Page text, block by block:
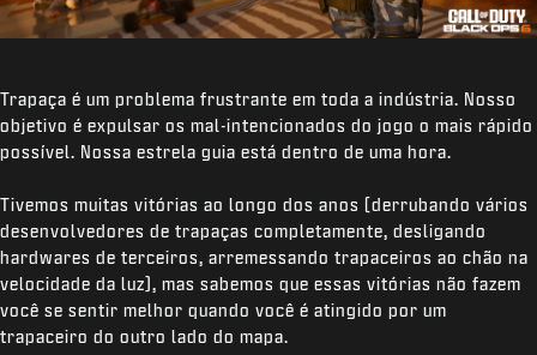
Trapaça é um problema frustrante em toda a indústria. Nosso
objetivo é expulsar os mal-intencionados do jogo o mais rápido
possível. Nossa estrela guia está dentro de uma hora.
Tivemos muitas vitórias ao longo dos anos (derrubando vários
desenvolvedores de trapaças completamente, desligando
hardwares de terceiros, arremessando trapaceiros ao chão na
velocidade da luz), mas sabemos que essas vitórias não fazem
você se sentir melhor quando você é atingido por um
trapaceiro do outro lado do mapa.